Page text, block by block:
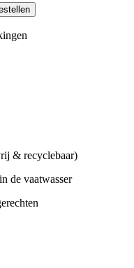
& recyclebaar)
de vaatwasser